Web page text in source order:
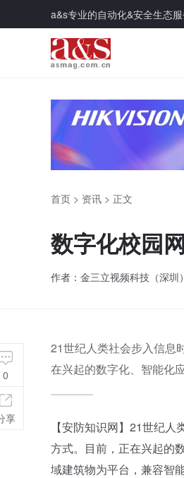
a&s专业的自动化&安全生态
首页 > 资讯 > 正文
数字化校园
作者：金三立视频科技（深圳
21世纪人类社会步入信息
在兴起的数字化、智能化
【安防知识网】21世纪
方式。目前，正在兴起的
域建筑物为平台，兼容智
0
享